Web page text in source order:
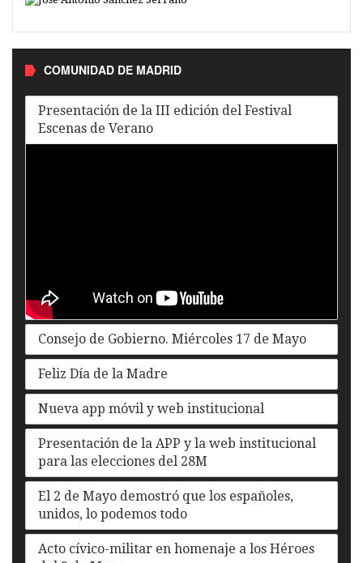
COMUNIDAD DE MADRID
Presentación de la III edición del Festival
Escenas de Verano
Consejo de Gobierno. Miércoles 17 de Mayo
Feliz Día de la Madre
Nueva app móvil y web institucional
Presentación de la APP y la web institucional
para las elecciones del 28M
El 2 de Mayo demostró que los españoles,
unidos, lo podemos todo
Acto cívico-militar en homenaje a los Héroes